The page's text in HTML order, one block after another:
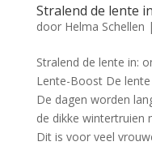
Stralend de lente in
door Helma Schellen |
Stralend de lente in:
Lente-Boost De
De dagen worden
de dikke wintertruien
Dit is voor veel